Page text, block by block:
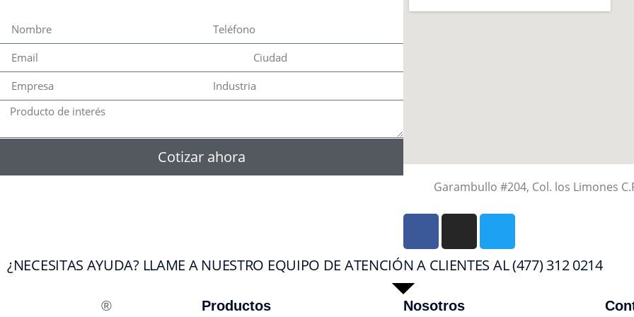
Cotizar ahora
Garambullo #204, Col. los Limones
¿NECESITAS AYUDA? LLAME A NUESTRO EQUIPO DE ATENCIÓN A CLIENTES AL (477) 312 0214
® Productos Nosotros